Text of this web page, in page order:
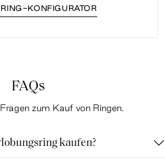
KONFIGURATOR
FAQs
zum Kauf von Ringen.
kaufen?